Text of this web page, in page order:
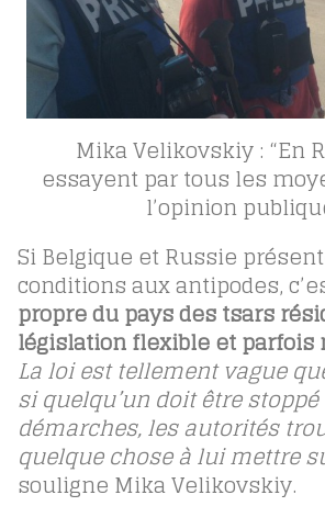
Mika Velikovskiy : “En
essayent par tous les
l’opinion
Si Belgique et Russie
conditions aux antipodes,
propre du pays des tsars
législation flexible et parfois
La loi est tellement vague
si quelqu’un doit être
démarches, les autorités
quelque chose à lui mettre
souligne Mika Velikovskiy.